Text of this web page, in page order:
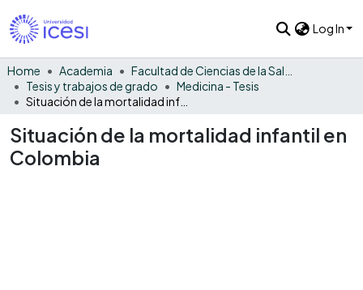
Log In
Home Academia
Tesis y trabajos de grado
Medicina - Tesis
Situación de la mortalidad infantil en
Colombia